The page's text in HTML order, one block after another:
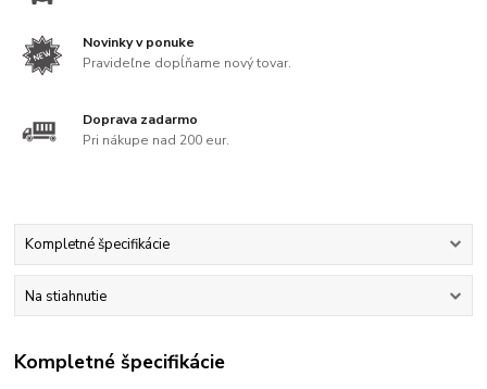
Novinky v ponuke
Pravideľne dopĺňame nový tovar.
Doprava zadarmo
Pri nákupe nad 200 eur.
Kompletné špecifikácie
Na stiahnutie
Kompletné špecifikácie